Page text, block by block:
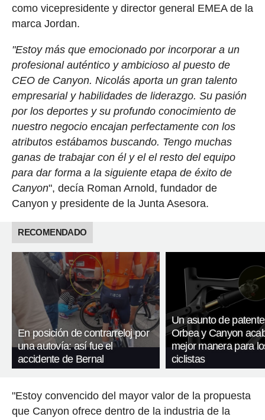
como vicepresidente y director general EMEA de la
marca Jordan.
"Estoy más que emocionado por incorporar a un
profesional auténtico y ambicioso al puesto de
CEO de Canyon. Nicolás aporta un gran talento
empresarial y habilidades de liderazgo. Su pasión
por los deportes y su profundo conocimiento de
nuestro negocio encajan perfectamente con los
atributos estábamos buscando. Tengo muchas
ganas de trabajar con él y el el resto del equipo
para dar forma a la siguiente etapa de éxito de
Canyon", decía Roman Arnold, fundador de
Canyon y presidente de la Junta Asesora.
RECOMENDADO
En posición de contrarreloj por
una autovía: así fue el
accidente de Bernal
Un asunto de
Orbea y Canyon
mejor manera para
ciclistas
"Estoy convencido del mayor valor de la propuesta
que Canyon ofrece dentro de la industria de la